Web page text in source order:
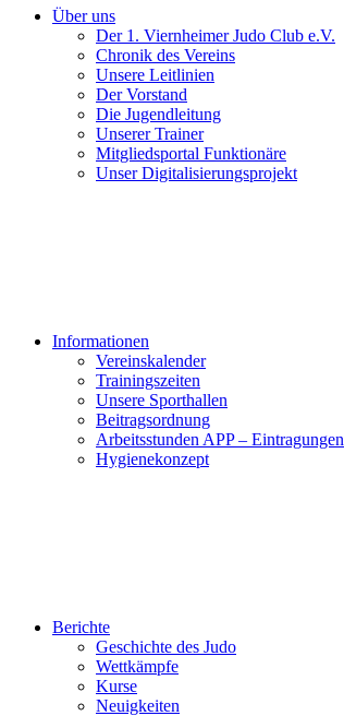
Über uns
Der 1. Viernheimer Judo Club e.V.
Chronik des Vereins
Unsere Leitlinien
Der Vorstand
Die Jugendleitung
Unserer Trainer
Mitgliedsportal Funktionäre
Unser Digitalisierungsprojekt
Informationen
Vereinskalender
Trainingszeiten
Unsere Sporthallen
Beitragsordnung
Arbeitsstunden APP – Eintragungen
Hygienekonzept
Berichte
Geschichte des Judo
Wettkämpfe
Kurse
Neuigkeiten